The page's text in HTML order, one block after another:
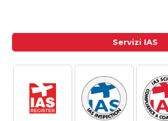
Servizi IAS